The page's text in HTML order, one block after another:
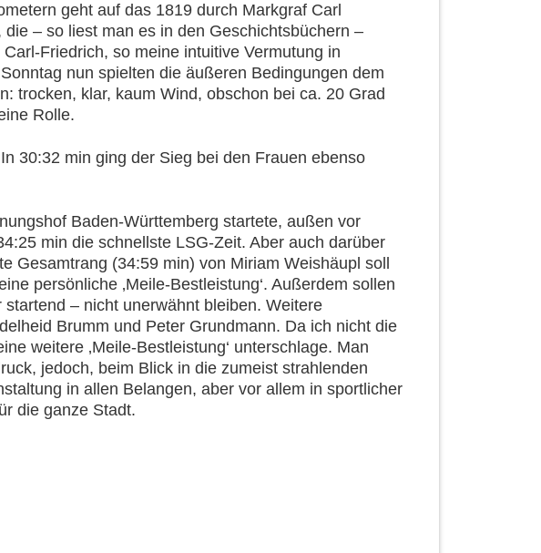
geht auf das 1819 durch Markgraf Carl
– so liest man es in den Geschichtsbüchern –
Friedrich, so meine intuitive Vermutung in
nun spielten die äußeren Bedingungen dem
trocken, klar, kaum Wind, obschon bei ca. 20 Grad
Rolle.
30:32 min ging der Sieg bei den Frauen ebenso
Baden-Württemberg startete, außen vor
min die schnellste LSG-Zeit. Aber auch darüber
Gesamtrang (34:59 min) von Miriam Weishäupl soll
persönliche ‚Meile-Bestleistung‘. Außerdem sollen
– nicht unerwähnt bleiben. Weitere
Brumm und Peter Grundmann. Da ich nicht die
weitere ‚Meile-Bestleistung‘ unterschlage. Man
jedoch, beim Blick in die zumeist strahlenden
in allen Belangen, aber vor allem in sportlicher
die ganze Stadt.